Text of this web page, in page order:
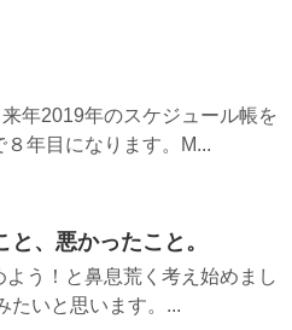
年2019年のスケジュール帳を
年目になります。M...
、悪かったこと。
う！と鼻息荒く考え始めまし
たいと思います。...